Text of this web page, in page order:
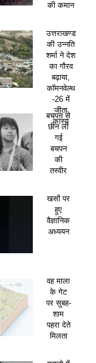
की कमान
उत्तराखण्ड
की उन्नति
शर्मा ने देश
का गौरव
बढ़ाया,
कॉमनवेल्थ
-26 में
जीता
कांस्य
बचपन से
छीन ली
गई
बचपन
की
तस्वीर
खसों पर
हुए
वैज्ञानिक
अध्ययन
वह माला
के गेट
पर सुबह-
शाम
पहरा देते
मिलता